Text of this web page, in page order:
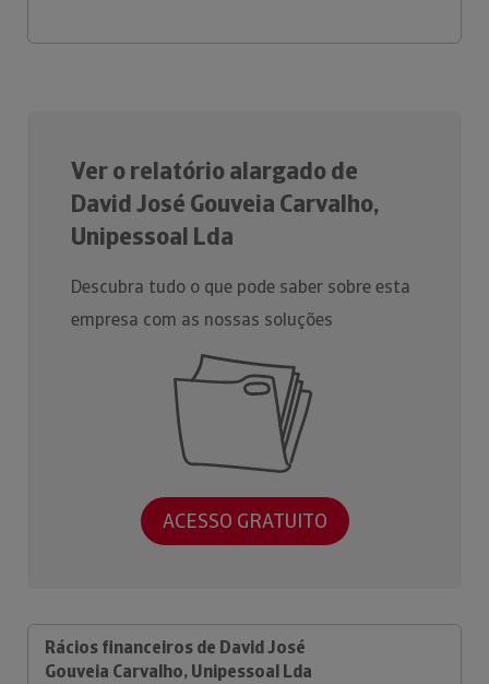
Ver o relatório alargado de
David José Gouveia Carvalho,
Unipessoal Lda
Descubra tudo o que pode saber sobre esta
empresa com as nossas soluções
ACESSO GRATUITO
Rácios financeiros de David José
Gouveia Carvalho, Unipessoal Lda